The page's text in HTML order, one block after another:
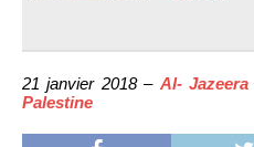
21 janvier 2018 – Al- Jazeera
Palestine